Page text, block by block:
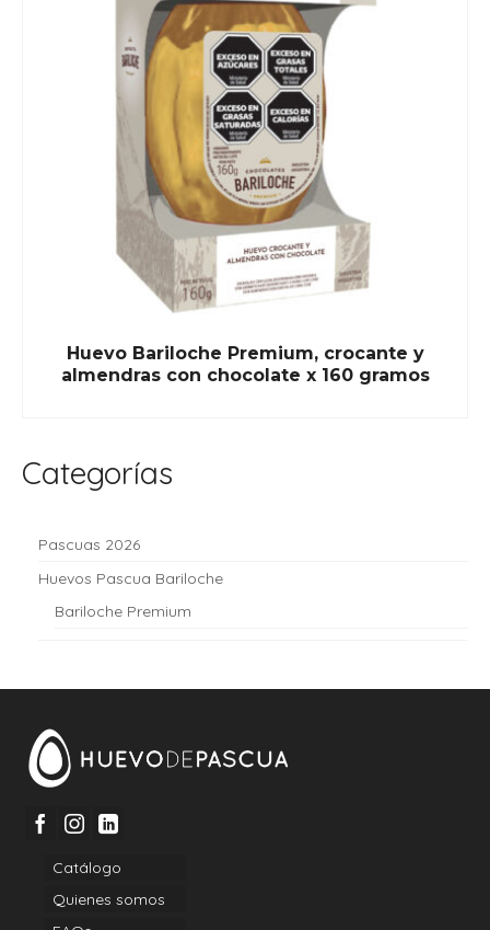
Huevo Bariloche Premium, crocante y
almendras con chocolate x 160 gramos
Categorías
Pascuas 2026
Huevos Pascua Bariloche
Bariloche Premium
Catálogo
Quienes somos